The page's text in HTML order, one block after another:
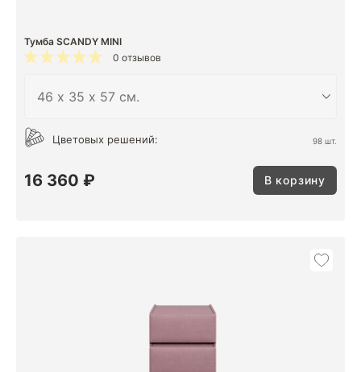
Тумба SCANDY MINI
0 отзывов
Цветовых решений: 98 шт.
16 360 ₽ В корзину